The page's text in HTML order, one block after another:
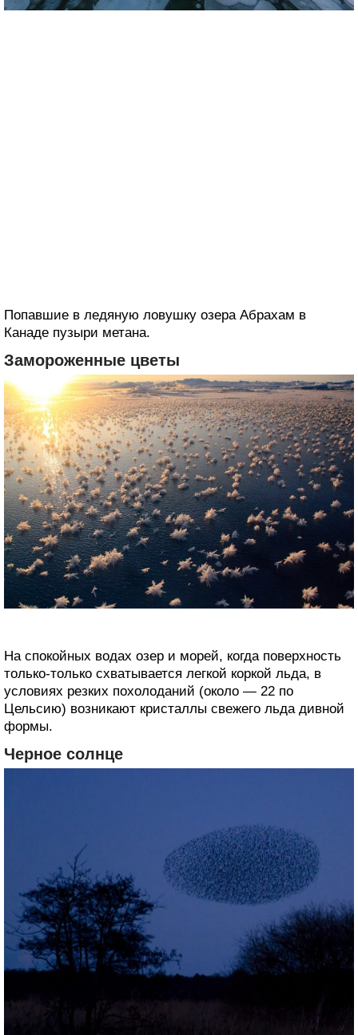
Попавшие в ледяную ловушку озера Абрахам в
Канаде пузыри метана. ‎
Замороженные цветы
На спокойных водах озер и морей, когда поверхность
только-только ‎схватывается легкой коркой льда, в
условиях резких похолоданий (около — 22 по
Цельсию) возникают ‎кристаллы свежего льда дивной
формы.‎
Черное солнце